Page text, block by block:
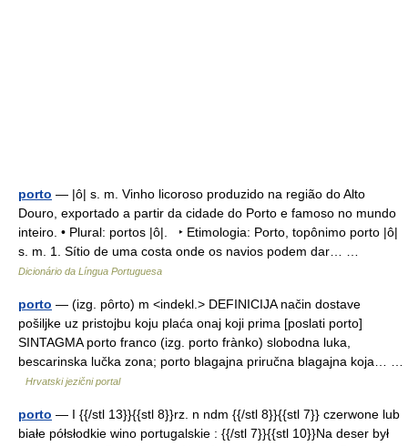
porto — |ô| s. m. Vinho licoroso produzido na região do Alto
Douro, exportado a partir da cidade do Porto e famoso no mundo
inteiro. • Plural: portos |ô|. ‣ Etimologia: Porto, topônimo porto |ô|
s. m. 1. Sítio de uma costa onde os navios podem dar… …
Dicionário da Língua Portuguesa
porto — (izg. pȏrto) m <indekl.> DEFINICIJA način dostave
pošiljke uz pristojbu koju plaća onaj koji prima [poslati porto]
SINTAGMA porto franco (izg. porto frànko) slobodna luka,
bescarinska lučka zona; porto blagajna priručna blagajna koja… …
Hrvatski jezični portal
porto — I {{/stl 13}}{{stl 8}}rz. n ndm {{/stl 8}}{{stl 7}} czerwone lub
białe półsłodkie wino portugalskie : {{/stl 7}}{{stl 10}}Na deser był